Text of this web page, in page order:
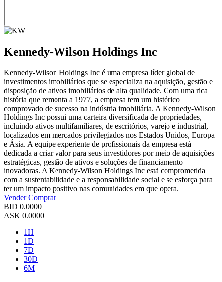
Kennedy-Wilson Holdings Inc
Kennedy-Wilson Holdings Inc é uma empresa líder global de
investimentos imobiliários que se especializa na aquisição, gestão e
disposição de ativos imobiliários de alta qualidade. Com uma rica
história que remonta a 1977, a empresa tem um histórico
comprovado de sucesso na indústria imobiliária. A Kennedy-Wilson
Holdings Inc possui uma carteira diversificada de propriedades,
incluindo ativos multifamiliares, de escritórios, varejo e industrial,
localizados em mercados privilegiados nos Estados Unidos, Europa
e Ásia. A equipe experiente de profissionais da empresa está
dedicada a criar valor para seus investidores por meio de aquisições
estratégicas, gestão de ativos e soluções de financiamento
inovadoras. A Kennedy-Wilson Holdings Inc está comprometida
com a sustentabilidade e a responsabilidade social e se esforça para
ter um impacto positivo nas comunidades em que opera.
VenderComprar
BID 0.0000
ASK 0.0000
1H
1D
7D
30D
6M